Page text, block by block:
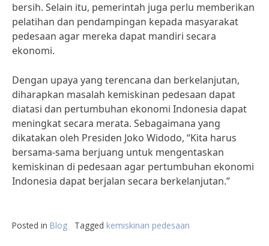
bersih. Selain itu, pemerintah juga perlu memberikan
pelatihan dan pendampingan kepada masyarakat
pedesaan agar mereka dapat mandiri secara
ekonomi.
Dengan upaya yang terencana dan berkelanjutan,
diharapkan masalah kemiskinan pedesaan dapat
diatasi dan pertumbuhan ekonomi Indonesia dapat
meningkat secara merata. Sebagaimana yang
dikatakan oleh Presiden Joko Widodo, “Kita harus
bersama-sama berjuang untuk mengentaskan
kemiskinan di pedesaan agar pertumbuhan ekonomi
Indonesia dapat berjalan secara berkelanjutan.”
Posted in Blog Tagged kemiskinan pedesaan